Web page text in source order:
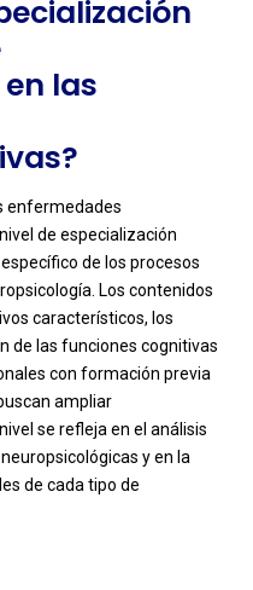
las
enfermedades
de especialización
de los procesos
Los contenidos
característicos, los
de las funciones cognitivas
con formación previa
ampliar
se refleja en el análisis
y en la
de cada tipo de